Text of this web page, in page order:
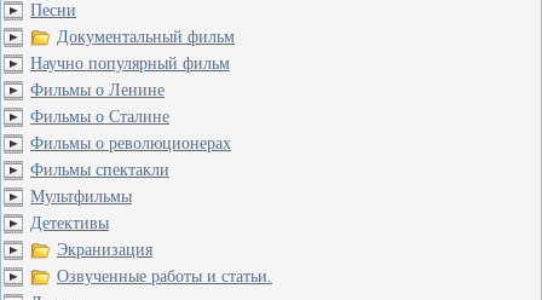
Песни
Документальный фильм
Научно популярный фильм
Фильмы о Ленине
Фильмы о Сталине
Фильмы о революционерах
Фильмы спектакли
Мультфильмы
Детективы
Экранизация
Озвученные работы и статьи.